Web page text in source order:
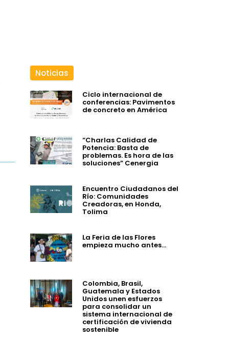
Noticias
Ciclo internacional de
conferencias: Pavimentos
de concreto en América
“Charlas Calidad de
Potencia: Basta de
problemas. Es hora de las
soluciones” Cenergia
Encuentro Ciudadanos del
Río: Comunidades
Creadoras, en Honda,
Tolima
La Feria de las Flores
empieza mucho antes…
Colombia, Brasil,
Guatemala y Estados
Unidos unen esfuerzos
para consolidar un
sistema internacional de
certificación de vivienda
sostenible